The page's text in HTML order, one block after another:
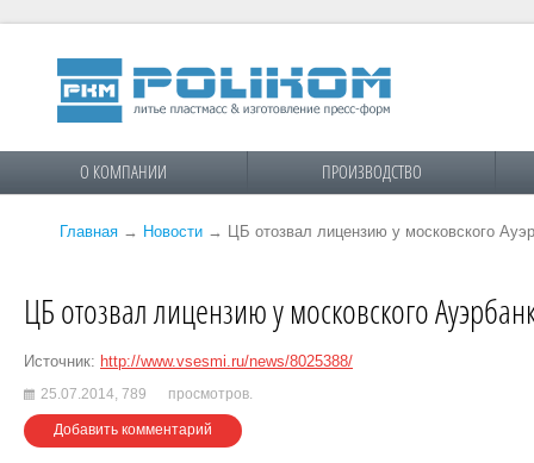
О КОМПАНИИ ПРОИЗВОДСТВО
Главная → Новости → ЦБ отозвал лицензию у московского
ЦБ отозвал лицензию у московского
Источник: http://www.vsesmi.ru/news/8025388/
25.07.2014, 789 просмотров.
Добавить комментарий